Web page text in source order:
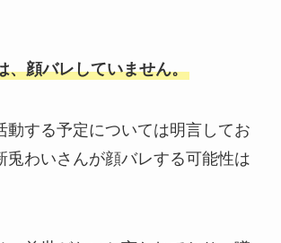
、顔バレしていません。
動する予定については明言してお
兎わいさんが顔バレする可能性は